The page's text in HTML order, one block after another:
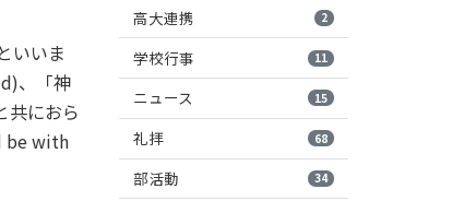
いいま
、「神
共におら
be with
高大連携 2
学校行事 11
ニュース 15
礼拝 68
部活動 34